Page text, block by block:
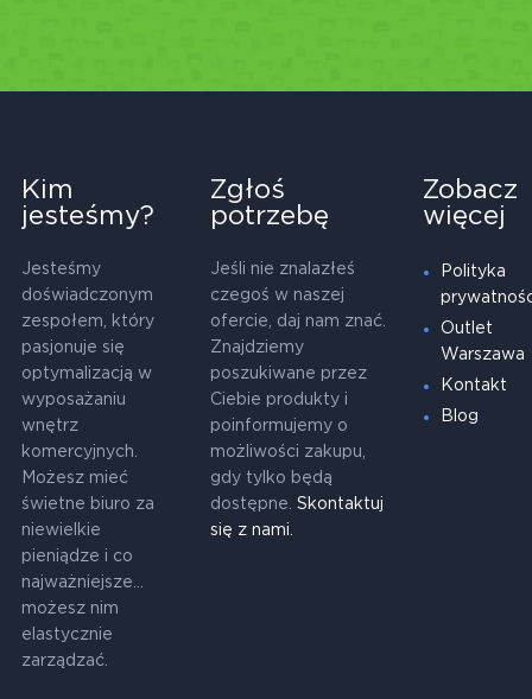
Kim
jesteśmy?
Jesteśmy
doświadczonym
zespołem, który
pasjonuje się
optymalizacją w
wyposażaniu
wnętrz
komercyjnych.
Możesz mieć
świetne biuro za
niewielkie
pieniądze i co
najważniejsze...
możesz nim
elastycznie
zarządzać.
Zgłoś
potrzebę
Jeśli nie znalazłeś
czegoś w naszej
ofercie, daj nam znać.
Znajdziemy
poszukiwane przez
Ciebie produkty i
poinformujemy o
możliwości zakupu,
gdy tylko będą
dostępne. Skontaktuj
się z nami.
Zobacz
więcej
Polityka
Outlet
Warszawa
Kontakt
Blog